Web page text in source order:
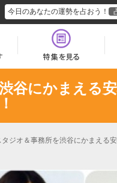
今日のあなたの運勢を占おう！
谷にかまえる
ジオ＆事務所を渋谷にかまえる